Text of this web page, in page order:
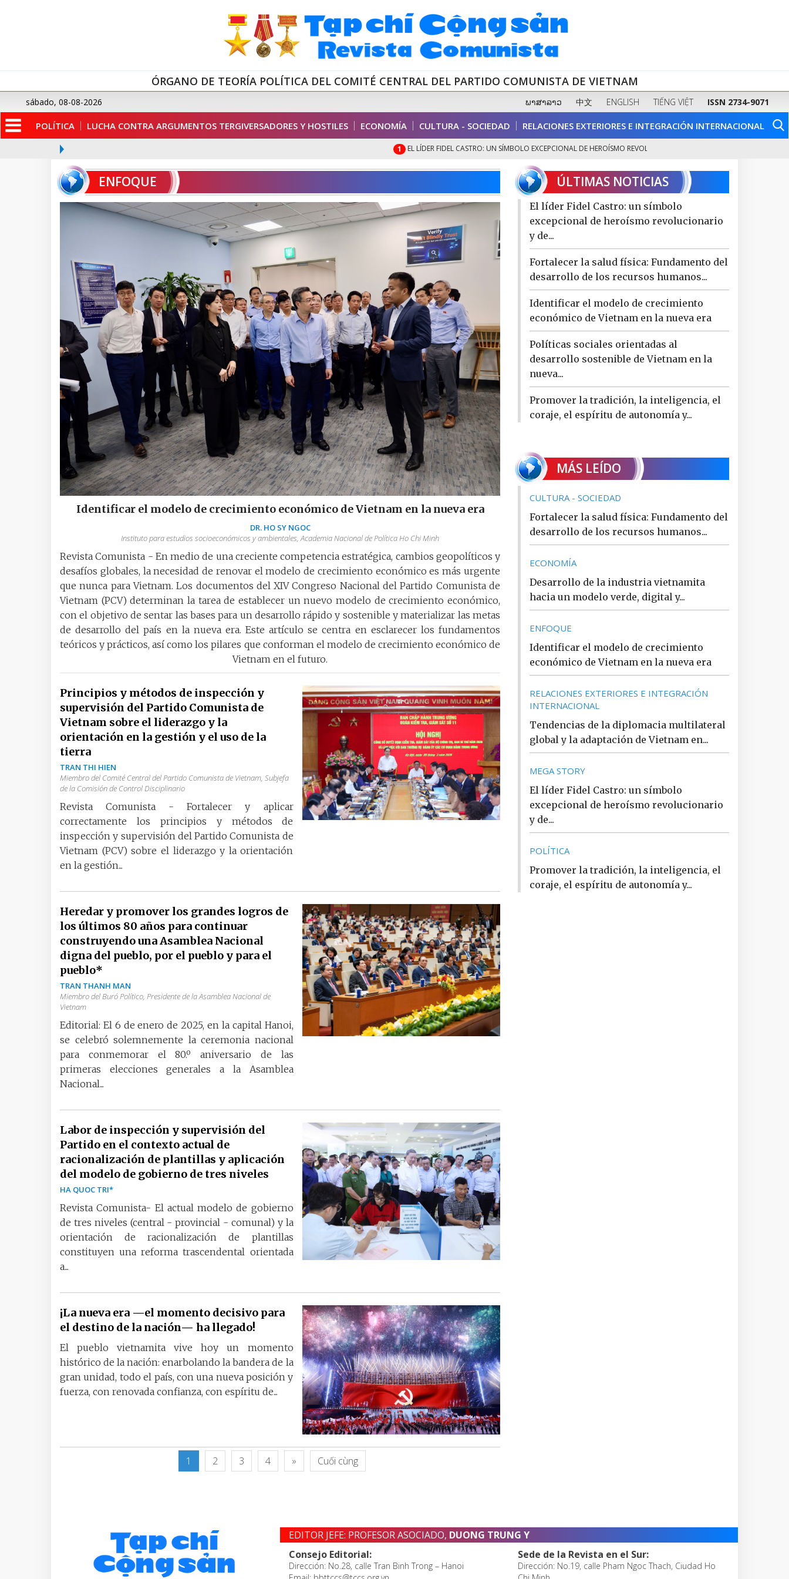
ÓRGANO DE TEORÍA POLÍTICA DEL COMITÉ CENTRAL DEL PARTIDO COMUNISTA DE VIETNAM
sábado, 08-08-2026 ພາສາລາວ 中文 ENGLISH TIẾNG VIỆT ISSN 2734-9071
POLÍTICA LUCHA CONTRA ARGUMENTOS TERGIVERSADORES Y HOSTILES ECONOMÍA CULTURA - SOCIEDAD RELACIONES EXTERIORES E INTEGRACIÓN INTERNACIONAL
EL LÍDER FIDEL CASTRO: UN SÍMBOLO EXCEPCIONAL DE HEROÍSMO REVOLUCIONARIO Y DE...
ENFOQUE
Identificar el modelo de crecimiento económico de Vietnam en la nueva era
DR. HO SY NGOC
Instituto para estudios socioeconómicos y ambientales, Academia Nacional de Política Ho Chi Minh
Revista Comunista - En medio de una creciente competencia estratégica, cambios geopolíticos y
desafíos globales, la necesidad de renovar el modelo de crecimiento económico es más urgente
que nunca para Vietnam. Los documentos del XIV Congreso Nacional del Partido Comunista de
Vietnam (PCV) determinan la tarea de establecer un nuevo modelo de crecimiento económico,
con el objetivo de sentar las bases para un desarrollo rápido y sostenible y materializar las metas
de desarrollo del país en la nueva era. Este artículo se centra en esclarecer los fundamentos
teóricos y prácticos, así como los pilares que conforman el modelo de crecimiento económico de
Vietnam en el futuro.
Principios y métodos de inspección y
supervisión del Partido Comunista de
Vietnam sobre el liderazgo y la
orientación en la gestión y el uso de la
tierra
TRAN THI HIEN
Miembro del Comité Central del Partido Comunista de Vietnam, Subjefa
de la Comisión de Control Disciplinario
Revista Comunista - Fortalecer y aplicar
correctamente los principios y métodos de
inspección y supervisión del Partido Comunista de
Vietnam (PCV) sobre el liderazgo y la orientación
en la gestión...
Heredar y promover los grandes logros de
los últimos 80 años para continuar
construyendo una Asamblea Nacional
digna del pueblo, por el pueblo y para el
pueblo*
TRAN THANH MAN
Miembro del Buró Político, Presidente de la Asamblea Nacional de
Vietnam
Editorial: El 6 de enero de 2025, en la capital Hanoi,
se celebró solemnemente la ceremonia nacional
para conmemorar el 80.º aniversario de las
primeras elecciones generales a la Asamblea
Nacional...
Labor de inspección y supervisión del
Partido en el contexto actual de
racionalización de plantillas y aplicación
del modelo de gobierno de tres niveles
HA QUOC TRI*
Revista Comunista- El actual modelo de gobierno
de tres niveles (central - provincial - comunal) y la
orientación de racionalización de plantillas
constituyen una reforma trascendental orientada
a...
¡La nueva era —el momento decisivo para
el destino de la nación— ha llegado!
El pueblo vietnamita vive hoy un momento
histórico de la nación: enarbolando la bandera de la
gran unidad, todo el país, con una nueva posición y
fuerza, con renovada confianza, con espíritu de...
1 2 3 4 » Cuối cùng
ÚLTIMAS NOTICIAS
El líder Fidel Castro: un símbolo
excepcional de heroísmo revolucionario
y de...
Fortalecer la salud física: Fundamento del
desarrollo de los recursos humanos...
Identificar el modelo de crecimiento
económico de Vietnam en la nueva era
Políticas sociales orientadas al
desarrollo sostenible de Vietnam en la
nueva...
Promover la tradición, la inteligencia, el
coraje, el espíritu de autonomía y...
MÁS LEÍDO
CULTURA - SOCIEDAD
Fortalecer la salud física: Fundamento del
desarrollo de los recursos humanos...
ECONOMÍA
Desarrollo de la industria vietnamita
hacia un modelo verde, digital y...
ENFOQUE
Identificar el modelo de crecimiento
económico de Vietnam en la nueva era
RELACIONES EXTERIORES E INTEGRACIÓN
INTERNACIONAL
Tendencias de la diplomacia multilateral
global y la adaptación de Vietnam en...
MEGA STORY
El líder Fidel Castro: un símbolo
excepcional de heroísmo revolucionario
y de...
POLÍTICA
Promover la tradición, la inteligencia, el
coraje, el espíritu de autonomía y...
EDITOR JEFE: PROFESOR ASOCIADO, DUONG TRUNG Y
Consejo Editorial:
Dirección: No.28, calle Tran Binh Trong – Hanoi
Sede de la Revista en el Sur:
Dirección: No.19, calle Pham Ngoc Thach, Ciudad Ho